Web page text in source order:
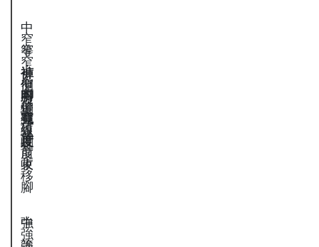
褲
腳
寬
度
窄
，
明
顯
收
束
窄
但
帶
弧
度
中
等
，
不
強
調
收
腳
窄
偏
短
窄
，
側
縫
線
前
移
強
中
強